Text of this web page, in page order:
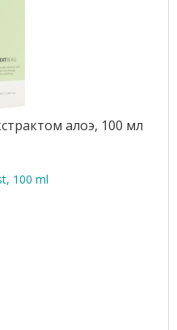
алоэ, 100 мл
100 ml